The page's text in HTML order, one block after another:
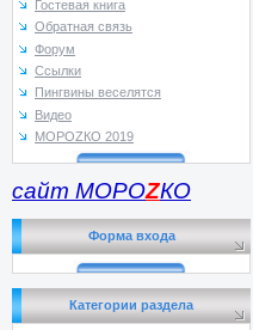
Гостевая книга
Обратная связь
Форум
Ссылки
Пингвины веселятся
Видео
МОРОZКО 2019
сайт МОРОZКО
Форма входа
Категории раздела